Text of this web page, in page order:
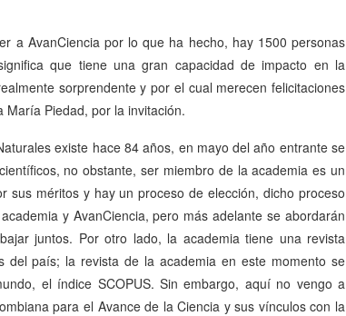
a AvanCiencia por lo que ha hecho, hay 1500 personas
que tiene una gran capacidad de impacto en la
sorprendente y por el cual merecen felicitaciones
Piedad, por la invitación.
existe hace 84 años, en mayo del año entrante se
no obstante, ser miembro de la academia es un
méritos y hay un proceso de elección, dicho proceso
y AvanCiencia, pero más adelante se abordarán
juntos. Por otro lado, la academia tiene una revista
país; la revista de la academia en este momento se
el índice SCOPUS. Sin embargo, aquí no vengo a
para el Avance de la Ciencia y sus vínculos con la